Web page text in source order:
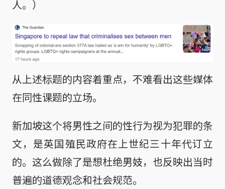
人。）
从上述标题的内容着重点，不难看出这些媒体
在同性课题的立场。
新加坡这个将男性之间的性行为视为犯罪的条
文，是英国殖民政府在上世纪三十年代订立
的。这么做除了是想杜绝男妓，也反映出当时
普遍的道德观念和社会规范。